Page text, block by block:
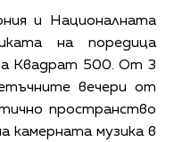
и Националната
на поредица
Квадрат 500. От 3
вечери от
пространство
камерната музика в